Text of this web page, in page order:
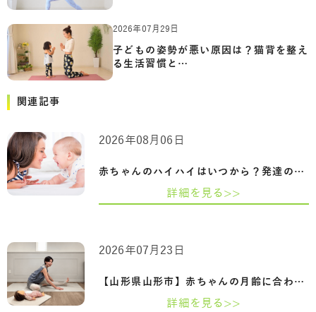
2026年07月29日
子どもの姿勢が悪い原因は？猫背を整え
る生活習慣と…
関連記事
赤ちゃんのハイハイはいつから？発達の目…
2026年08月06日
詳細を見る>>
【山形県山形市】赤ちゃんの月齢に合わせ…
2026年07月23日
詳細を見る>>